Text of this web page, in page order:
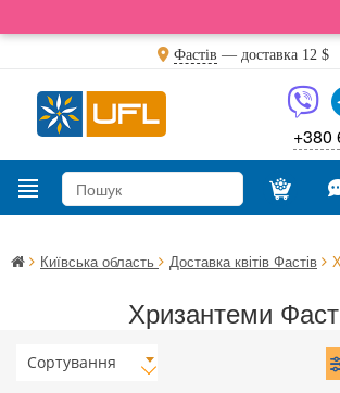
💐
Фастів — доставка 12 $
+380
Київська область Доставка квітів Фастів
Хризантеми
Сортування